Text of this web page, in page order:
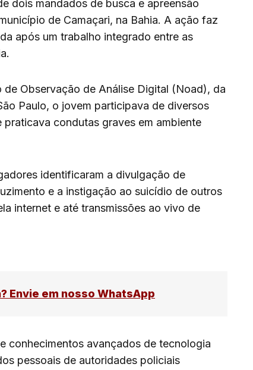
dois mandados de busca e apreensão
de Camaçari, na Bahia. A ação faz
após um trabalho integrado entre as
Observação de Análise Digital (Noad), da
Paulo, o jovem participava de diversos
condutas graves em ambiente
identificaram a divulgação de
e a instigação ao suicídio de outros
internet e até transmissões ao vivo de
Envie em nosso WhatsApp
conhecimentos avançados de tecnologia
pessoais de autoridades policiais